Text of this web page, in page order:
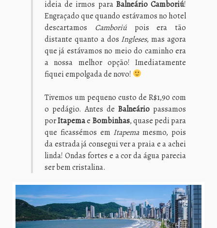
ideia de irmos para Balneário Camboriú!
Engraçado que quando estávamos no hotel
descartamos Camboriúpois era tão
distante quanto a dos Ingleses, mas agora
que já estávamos no meio do caminho era
a nossa melhor opção! Imediatamente
fiquei empolgada de novo!
Tivemos um pequeno custo de R$1,90 com
o pedágio. Antes de Balneário passamos
porItapemae Bombinhas, quase pedi para
que ficassémos em Itapemamesmo, pois
da estrada já consegui ver a praia e a achei
linda! Ondas fortes e a cor da água parecia
ser bem cristalina.